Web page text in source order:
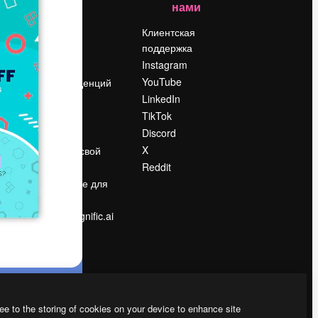
Цены
Reviews
Вакансии
Поиск тенденций
Блог
События
Slidesgo
Продайте свой
контент
Помещение для
Ищете magnific.ai
нами
Клиентская
поддержка
Instagram
YouTube
LinkedIn
TikTok
Discord
X
Reddit
to the storing of cookies on your device to enhance site